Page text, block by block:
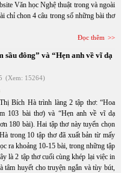
Văn học Nghệ thuật trong và ngoài
chỉ chon 4 câu trong số những bài thơ
Đọc thêm
đông” và “Hẹn anh về vĩ dạ
(Xem: 15264)
Bích Hà trình làng 2 tập thơ: “Hoa
103 bài thơ) và “Hẹn anh về vĩ dạ
180 bài). Hai tập thơ này tuyển chọn
trong 10 tập thơ đã xuất bản từ mấy
ra khoảng 10-15 bài, trong những tập
là 2 tập thơ cuối cùng khép lại việc in
tâm huyết cho truyện ngắn và tùy bút,